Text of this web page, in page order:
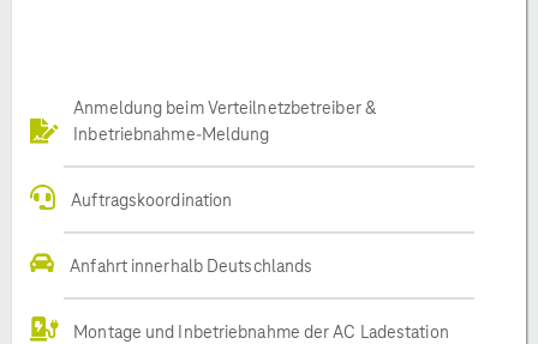
Anmeldung beim Verteilnetzbetreiber &
Inbetriebnahme-Meldung
Auftragskoordination
Anfahrt innerhalb Deutschlands
Montage und Inbetriebnahme der AC Ladestation